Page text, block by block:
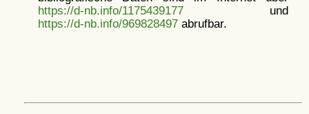
https://d-nb.info/1175439177und
https://d-nb.info/969828497abrufbar.